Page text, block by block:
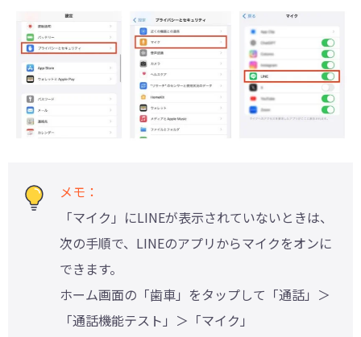
メモ：
「マイク」にLINEが表示されていないときは、
次の手順で、LINEのアプリからマイクをオンに
できます。
ホーム画面の「歯車」をタップして「通話」＞
「通話機能テスト」＞「マイク」